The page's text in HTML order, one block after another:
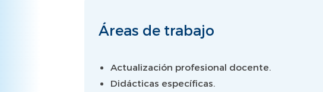
Áreas de trabajo
Actualización profesional docente.
Didácticas específicas.